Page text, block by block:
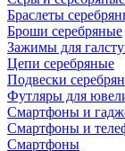
Браслеты
Броши серебряные
Зажимы для
Цепи серебряные
Подвески
Футляры для
Смартфоны и
Смартфоны и
Смартфоны